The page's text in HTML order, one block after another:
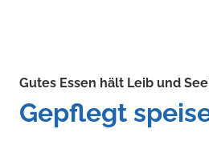
Gutes Essen hält Leib und
Gepflegt